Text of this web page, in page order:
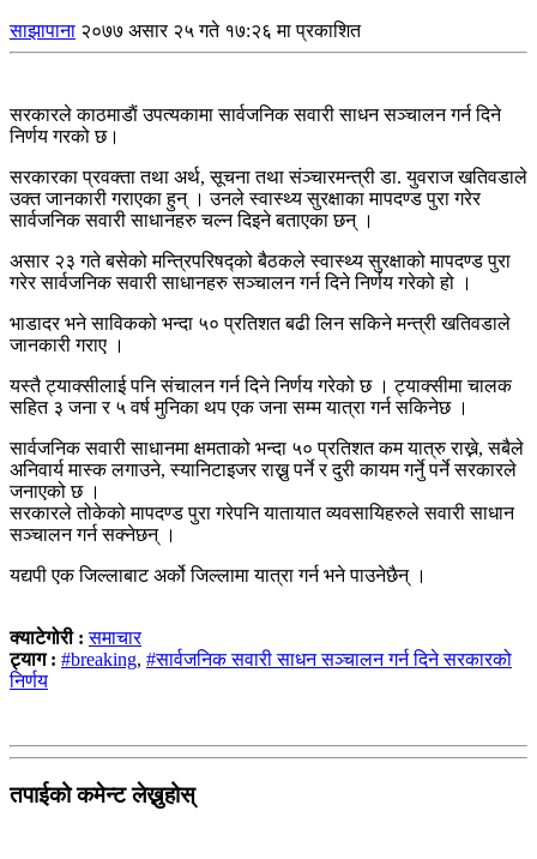
साझापाना २०७७ असार २५ गते १७:२६ मा प्रकाशित
सरकारले काठमाडाैं उपत्यकामा सार्वजनिक सवारी साधन सञ्चालन गर्न दिने
निर्णय गरको छ।
सरकारका प्रवक्ता तथा अर्थ, सूचना तथा संञ्चारमन्त्री डा. युवराज खतिवडाले
उक्त जानकारी गराएका हुन् । उनले स्वास्थ्य सुरक्षाका मापदण्ड पुरा गरेर
सार्वजनिक सवारी साधानहरु चल्न दिइने बताएका छन् ।
असार २३ गते बसेको मन्त्रिपरिषद्को बैठकले स्वास्थ्य सुरक्षाको मापदण्ड पुरा
गरेर सार्वजनिक सवारी साधानहरु सञ्चालन गर्न दिने निर्णय गरेको हो ।
भाडादर भने साविकको भन्दा ५० प्रतिशत बढी लिन सकिने मन्त्री खतिवडाले
जानकारी गराए ।
यस्तै ट्याक्सीलाई पनि संचालन गर्न दिने निर्णय गरेको छ । ट्याक्सीमा चालक
सहित ३ जना र ५ वर्ष मुनिका थप एक जना सम्म यात्रा गर्न सकिनेछ ।
सार्वजनिक सवारी साधानमा क्षमताको भन्दा ५० प्रतिशत कम यात्रु राख्ने, सबैले
अनिवार्य मास्क लगाउने, स्यानिटाइजर राख्नु पर्ने र दुरी कायम गर्नुे पर्ने सरकारले
जनाएको छ ।
सरकारले तोकेको मापदण्ड पुरा गरेपनि यातायात व्यवसायिहरुले सवारी साधान
सञ्चालन गर्न सक्नेछन् ।
यद्यपी एक जिल्लाबाट अर्को जिल्लामा यात्रा गर्न भने पाउनेछैन् ।
क्याटेगोरी :समाचार
ट्याग : #breaking, #सार्वजनिक सवारी साधन सञ्चालन गर्न दिने सरकारको
निर्णय
तपाईको कमेन्ट लेख्नुहोस्